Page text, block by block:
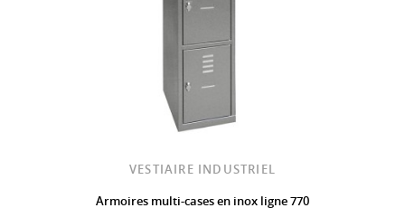
VESTIAIRE INDUSTRIEL
Armoires multi-cases en inox ligne 770